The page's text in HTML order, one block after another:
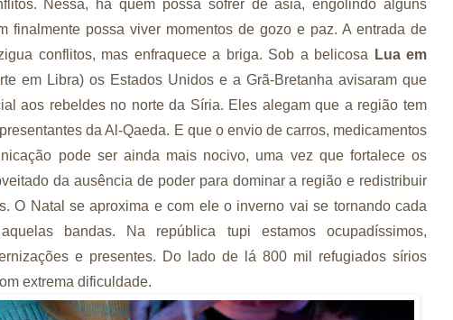
Nessa, há quem possa sofrer de asia, engolindo alguns
finalmente possa viver momentos de gozo e paz. A entrada de
conflitos, mas enfraquece a briga. Sob a belicosa
Lua em
em Libra) os Estados Unidos e a Grã-Bretanha avisaram que
aos rebeldes no norte da Síria. Eles alegam que a região tem
da Al-Qaeda. E que o envio de carros, medicamentos
pode ser ainda mais nocivo, uma vez que fortalece os
da ausência de poder para dominar a região e redistribuir
O Natal se aproxima e com ele o inverno vai se tornando cada
bandas. Na república tupi estamos ocupadíssimos,
e presentes. Do lado de lá 800 mil refugiados sírios
extrema dificuldade.